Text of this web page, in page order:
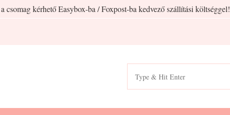
csomag kérhető Easybox-ba / Foxpost-ba kedvező szállítási költséggel!
Search
for: